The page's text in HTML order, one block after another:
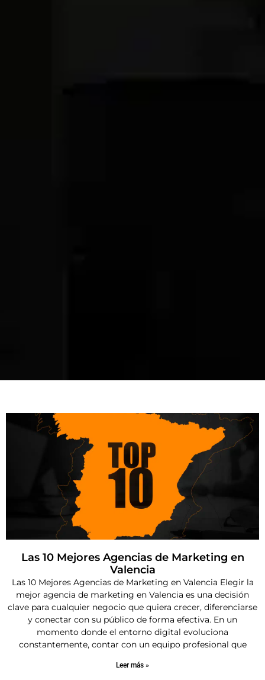
Las 10 Mejores Agencias de Marketing en
Valencia
Las 10 Mejores Agencias de Marketing en Valencia Elegir la
mejor agencia de marketing en Valencia es una decisión
clave para cualquier negocio que quiera crecer, diferenciarse
y conectar con su público de forma efectiva. En un
momento donde el entorno digital evoluciona
constantemente, contar con un equipo profesional que
Leer más »